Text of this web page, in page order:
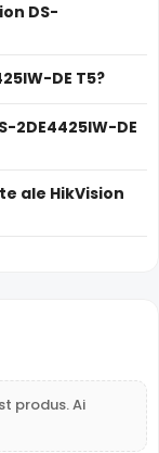
intrari audio,
si alimentare
instalari
DS-
DE T5?
2DE4425IW-DE
ale HikVision
produs. Ai